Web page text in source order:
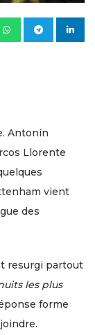
Antonín
Llorente
vient
des
resurgi partout
les plus
forme